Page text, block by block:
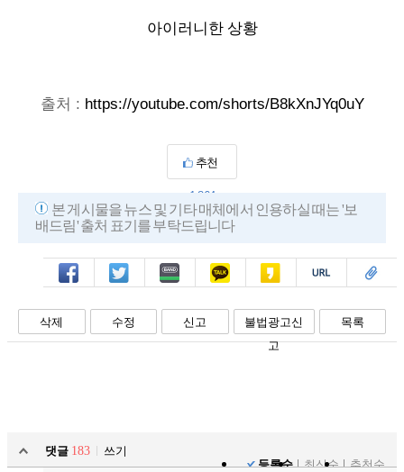
아이러니한 상황
출처 : https://youtube.com/shorts/B8kXnJYq0uY
추천
1,864
본 게시물을 뉴스 및 기타 매체에서 인용하실 때는 '보
배드림' 출처 표기를 부탁드립니다
페북 트윗 밴드 카톡 카스 복사 스크랩
삭제 수정 신고
불법광고신
고
목록
댓글 183
쓰기
등록순
최신순 추천순